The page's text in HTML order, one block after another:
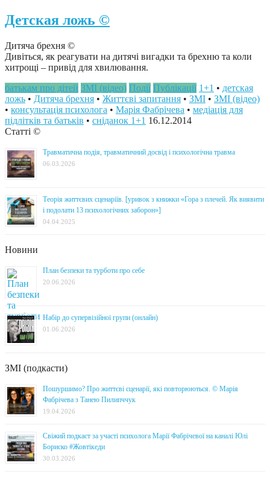
Детская ложь ©
Дитяча брехня ©
Дивіться, як реагувати на дитячі вигадки та брехню та коли
хитрощі – привід для хвилювання.
батькам про дітей ЗМІ (відео) Події Публікації 1+1 • детская
ложь • Дитяча брехня • Життєві запитання • ЗМІ • ЗМІ (відео)
• консультація психолога • Марія Фабрічева • медіація для
підлітків та батьків • сніданок 1+1 16.12.2014
Статті ©
Травматична подія, травматичний досвід і психологічна травма
06.03.2026
Теорія життєвих сценаріїв. [уривок з книжки «Гора з плечей. Як виявити
і подолати 13 психологічних заборон»]
04.04.2025
Новини
План безпеки та турботи про себе
20.06.2026
Набір до супервізійної групи (онлайн)
01.06.2026
ЗМІ (подкасти)
Пошуршимо? Про життєві сценарії, які повторюються. © Марія
Фабрічева з Танею Пилипччук
19.04.2026
Свіжий подкаст за участі психолога Марії Фабрічевої на каналі Юлі
Бориско #Жовтікеди
30.03.2026